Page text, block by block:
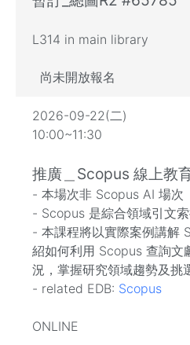
L314 in main library
尚未開放報名
2026-09-22(二)
10:00~11:30
推廣＿Scopus 線上教
- 本場次非 Scopus AI 場次
- Scopus 是綜合領域引文索
- 本課程將以實際案例講解
紹如何利用 Scopus 查詢文
況，掌握研究領域趨勢及挑
- related EDB: Scopus
ONLINE